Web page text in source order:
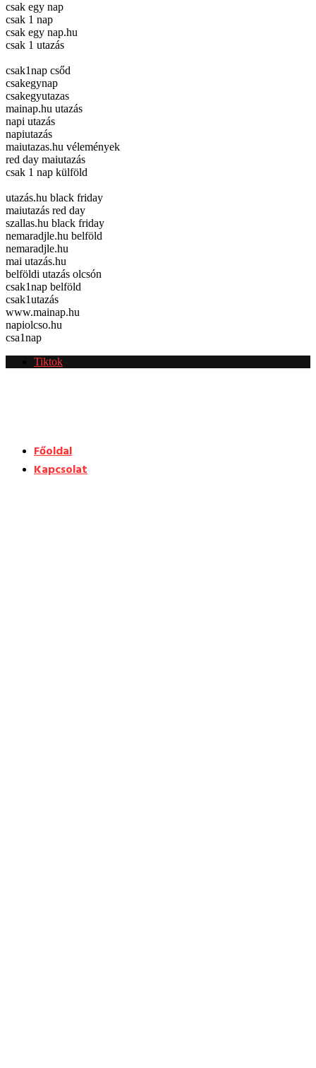
csak egy nap
csak 1 nap
csak egy nap.hu
csak 1 utazás
csak1nap csőd
csakegynap
csakegyutazas
mainap.hu utazás
napi utazás
napiutazás
maiutazas.hu vélemények
red day maiutazás
csak 1 nap külföld
utazás.hu black friday
maiutazás red day
szallas.hu black friday
nemaradjle.hu belföld
nemaradjle.hu
mai utazás.hu
belföldi utazás olcsón
csak1nap belföld
csak1utazás
www.mainap.hu
napiolcso.hu
csa1nap
Tiktok
Főoldal
Kapcsolat